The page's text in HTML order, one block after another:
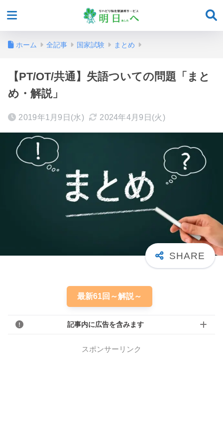
ホーム 全記事 国家試験 まとめ
【PT/OT/共通】失語ついての問題「まと
め・解説」
2019年1月9日(水) 2024年4月9日(火)
最新61回～解説～
記事内に広告を含みます
スポンサーリンク